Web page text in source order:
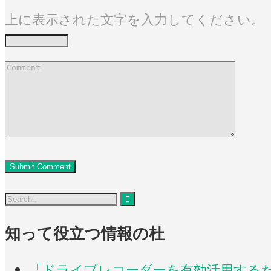
上に表示された文字を入力してください。
知って役立つ情報の杜